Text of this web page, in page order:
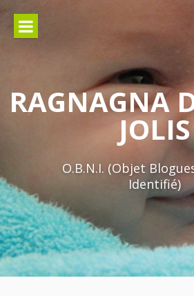
contenu
RAGNAGNA
JOLIS
O.B.N.I. (Objet
Identifié)